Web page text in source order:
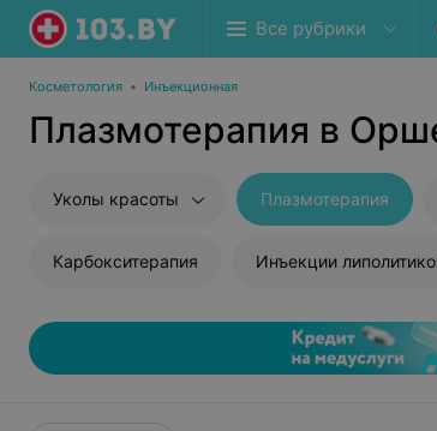
Все рубрики
Косметология • Инъекционная
Плазмотерапия в
Уколы красоты Плазмотерапия
Карбокситерапия Инъекции